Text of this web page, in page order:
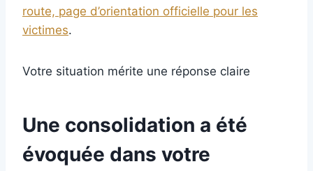
route, page d’orientation officielle pour les
victimes.
Votre situation mérite une réponse claire
Une consolidation a été
évoquée dans votre